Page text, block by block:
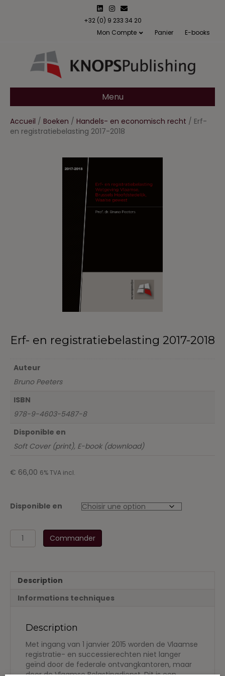
n
n
s
a
m
m
a
l
+32 (0) 9 233 34 20
Mon Compte
Panier E-books
Menu
Accueil / Boeken / Handels- en economisch recht / Erf-
en registratiebelasting 2017-2018
Erf- en registratiebelasting 2017-2018
Auteur
Bruno Peeters
ISBN
978-9-4603-5487-8
Disponible en
Soft Cover (print), E-book (download)
€ 66,00 6% TVA incl.
Disponible en
quantité
de
2017-
2018
Commander
Description
Informations techniques
Description
Met ingang van 1 janvier 2015 worden de Vlaamse
registratie- en successierechten niet langer
geïnd door de federale ontvangkantoren, maar